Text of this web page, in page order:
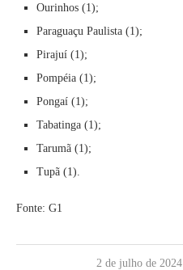
Ourinhos (1);
Paraguaçu Paulista (1);
Pirajuí (1);
Pompéia (1);
Pongaí (1);
Tabatinga (1);
Tarumã (1);
Tupã (1).
Fonte: G1
2 de julho de 2024